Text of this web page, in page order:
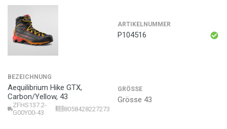
ARTIKELNUMMER
P104516
BEZEICHNUNG
Aequilibrium Hike GTX,
Carbon/Yellow, 43
ZFHS137.2-
G00Y00-43
8058428227273
GRÖSSE
Grösse 43